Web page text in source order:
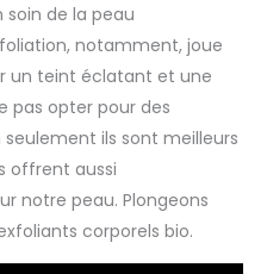
de la peau
notamment, joue
un teint éclatant et une
pas opter pour des
ils sont meilleurs
offrent aussi
notre peau. Plongeons
corporels bio.